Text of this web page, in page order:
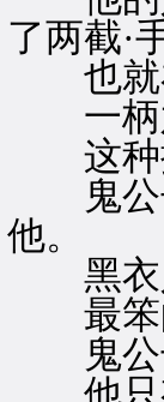
了两截·
也就
一柄
这种拔
鬼公子
他。
黑衣人
最笨的
鬼公干